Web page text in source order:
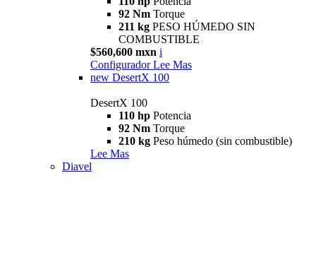
92 Nm Torque
211 kg PESO HÚMEDO SIN
COMBUSTIBLE
$560,600 mxn i
Configurador Lee Mas
new DesertX 100
DesertX 100
110 hp Potencia
92 Nm Torque
210 kg Peso húmedo (sin combustible)
Lee Mas
Diavel